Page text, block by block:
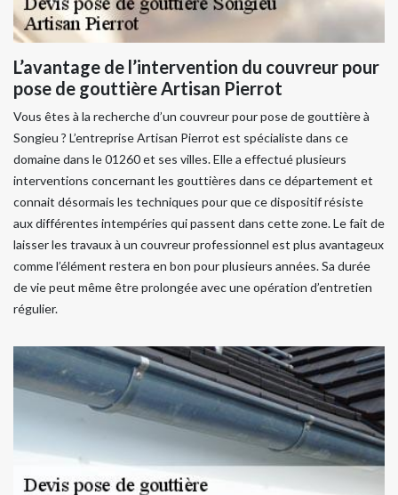
L’avantage de l’intervention du couvreur pour
pose de gouttière Artisan Pierrot
Vous êtes à la recherche d’un couvreur pour pose de gouttière à
Songieu ? L’entreprise Artisan Pierrot est spécialiste dans ce
domaine dans le 01260 et ses villes. Elle a effectué plusieurs
interventions concernant les gouttières dans ce département et
connait désormais les techniques pour que ce dispositif résiste
aux différentes intempéries qui passent dans cette zone. Le fait de
laisser les travaux à un couvreur professionnel est plus avantageux
comme l’élément restera en bon pour plusieurs années. Sa durée
de vie peut même être prolongée avec une opération d’entretien
régulier.